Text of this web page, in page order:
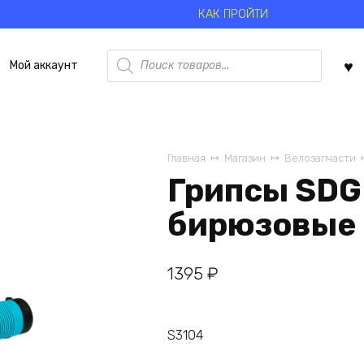
КАК ПРОЙТИ
Мой аккаунт
Поиск
товаров
Главная
Магазин Велозапчасти
Грипсы
бирюзовые
1395 ₽
S3104